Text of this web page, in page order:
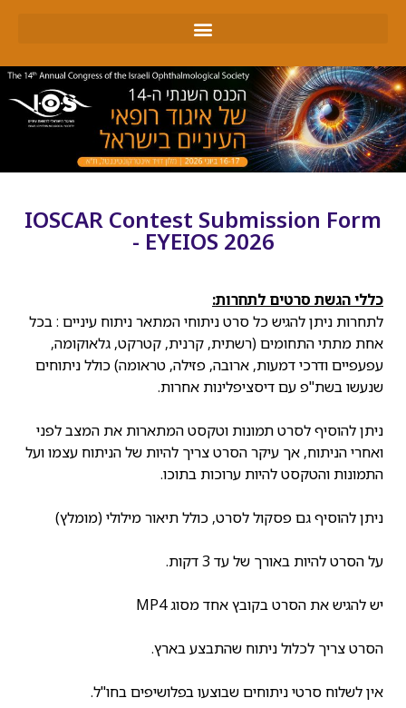
IOSCAR Contest Submission Form
- EYEIOS 2026
כללי הגשת סרטים לתחרות:
לתחרות ניתן להגיש כל סרט ניתוחי המתאר ניתוח עיניים : בכל
אחת מתתי התחומים (רשתית, קרנית, קטרקט, גלאוקומה,
עפעפיים ודרכי דמעות, ארובה, פזילה, טראומה) כולל ניתוחים
שנעשו בשת"פ עם דיסציפלינות אחרות.
ניתן להוסיף לסרט תמונות וטקסט המתארות את המצב לפני
ואחרי הניתוח, אך עיקר הסרט צריך להיות של הניתוח עצמו ועל
התמונות והטקסט להיות ערוכות בתוכו.
ניתן להוסיף גם פסקול לסרט, כולל תיאור מילולי (מומלץ)
על הסרט להיות באורך של עד 3 דקות.
יש להגיש את הסרט בקובץ אחד מסוג MP4
הסרט צריך לכלול ניתוח שהתבצע בארץ.
אין לשלוח סרטי ניתוחים שבוצעו בפלושיפים בחו"ל.